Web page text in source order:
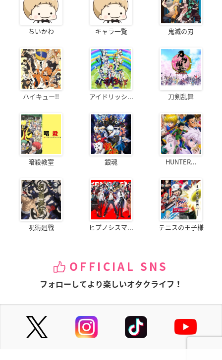
ちいかわ キャラ一覧 鬼滅の刃
ハイキュー!! アイドリッシ... 刀剣乱舞
暗殺教室 銀魂 HUNTER...
呪術廻戦 ヒプノシスマ... テニスの王子様
OFFICIAL SNS
フォローしてより楽しいオタクライフ！